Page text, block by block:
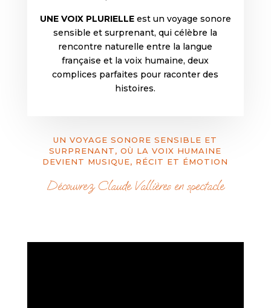
UNE VOIX PLURIELLEest un voyage sonore
sensible et surprenant, qui célèbre la
rencontre naturelle entre la langue
française et la voix humaine, deux
complices parfaites pour raconter des
histoires.
UN VOYAGE SONORE SENSIBLE ET
SURPRENANT, OÙ LA VOIX HUMAINE
DEVIENT MUSIQUE, RÉCIT ET ÉMOTION
Découvrez Claude Vallières en spectacle